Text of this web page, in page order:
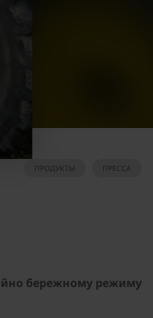
ПРЕССА
ПРОДУКТЫ
бережному режиму